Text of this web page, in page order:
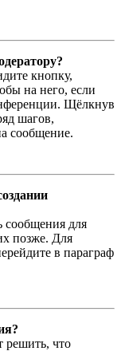
кнопку,
на него, если
Щёлкнув
шагов,
сообщение.
сообщения для
позже. Для
в параграф
решить, что